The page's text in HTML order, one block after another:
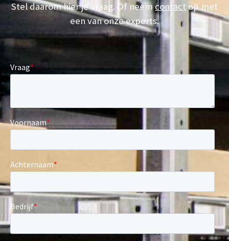
Stel daarom hier je vraag. Of neemcontactop met
een van onze experts.